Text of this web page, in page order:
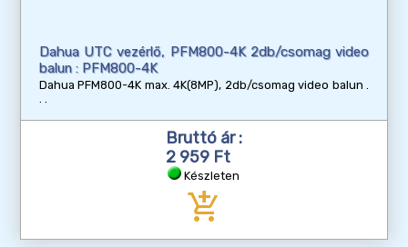
Dahua UTC vezérlő, PFM800-4K 2db/csomag video
balun : PFM800-4K
Dahua PFM800-4K max. 4K(8MP), 2db/csomag video balun
Bruttó ár :
2 959 Ft
Készleten
add_shopping_cart